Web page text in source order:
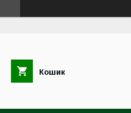
Кошик